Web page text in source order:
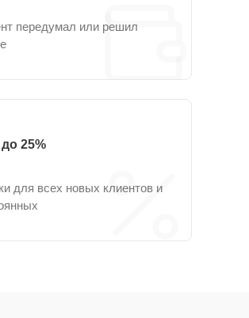
передумал или решил
25%
для всех новых клиентов и